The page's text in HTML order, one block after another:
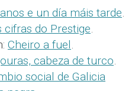
e un día máis tarde.
cifras do Prestige.
Cheiro a fuel.
cabeza de turco.
social de Galicia